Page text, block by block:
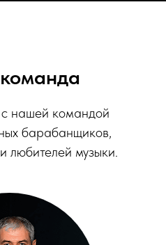
с нашей командой
барабанщиков,
любителей музыки.